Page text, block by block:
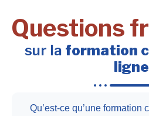
Questions
sur la formation
ligne
Qu’est-ce qu’une formation